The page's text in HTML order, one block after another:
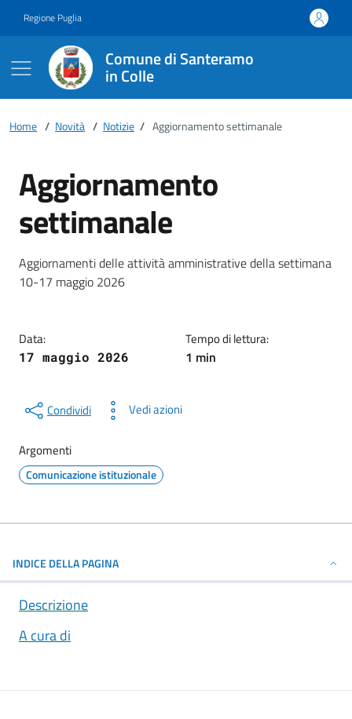
Regione Puglia
Comune di Santeramo
in Colle
Home / Novità / Notizie / Aggiornamento settimanale
Aggiornamento
settimanale
Dettagli della notizia
Aggiornamenti delle attività amministrative della settimana
10-17 maggio 2026
Data:
17 maggio 2026
Tempo di lettura:
1 min
Condividi Vedi azioni
Argomenti
Comunicazione istituzionale
INDICE DELLA PAGINA
Descrizione
A cura di